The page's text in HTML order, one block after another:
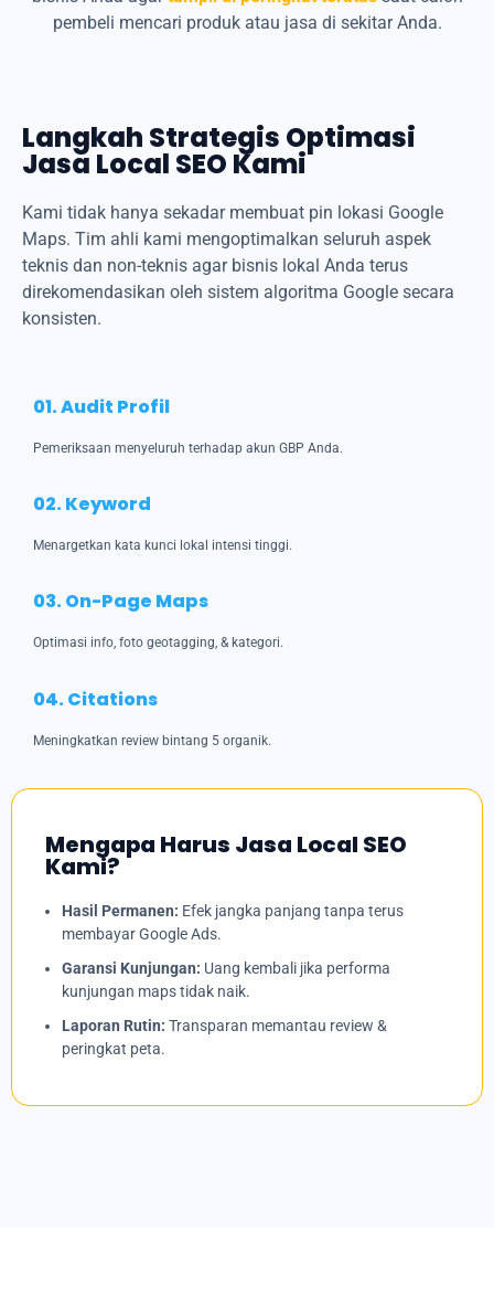
pembeli mencari produk atau jasa di sekitar Anda.
Langkah Strategis Optimasi
Jasa Local SEO Kami
Kami tidak hanya sekadar membuat pin lokasi Google
Maps. Tim ahli kami mengoptimalkan seluruh aspek
teknis dan non-teknis agar bisnis lokal Anda terus
direkomendasikan oleh sistem algoritma Google secara
konsisten.
01. Audit Profil
Pemeriksaan menyeluruh terhadap akun GBP Anda.
02. Keyword
Menargetkan kata kunci lokal intensi tinggi.
03. On-Page Maps
Optimasi info, foto geotagging, & kategori.
04. Citations
Meningkatkan review bintang 5 organik.
Mengapa Harus Jasa Local SEO
Kami?
Hasil Permanen: Efek jangka panjang tanpa terus
membayar Google Ads.
Garansi Kunjungan: Uang kembali jika performa
kunjungan maps tidak naik.
Laporan Rutin: Transparan memantau review &
peringkat peta.